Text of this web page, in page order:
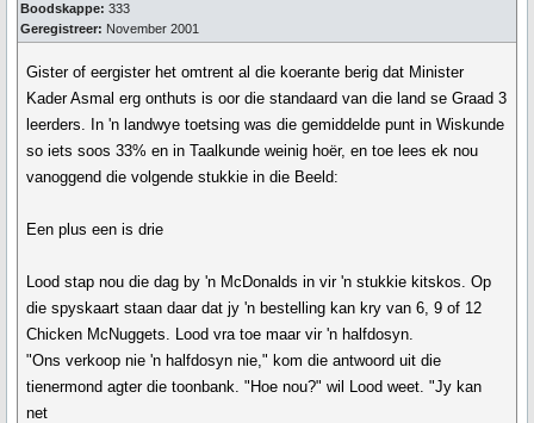
Boodskappe: 333
Geregistreer: November 2001
Gister of eergister het omtrent al die koerante berig dat Minister
Kader Asmal erg onthuts is oor die standaard van die land se Graad 3
leerders. In 'n landwye toetsing was die gemiddelde punt in Wiskunde
so iets soos 33% en in Taalkunde weinig hoër, en toe lees ek nou
vanoggend die volgende stukkie in die Beeld:
Een plus een is drie
Lood stap nou die dag by 'n McDonalds in vir 'n stukkie kitskos. Op
die spyskaart staan daar dat jy 'n bestelling kan kry van 6, 9 of 12
Chicken McNuggets. Lood vra toe maar vir 'n halfdosyn.
"Ons verkoop nie 'n halfdosyn nie," kom die antwoord uit die
tienermond agter die toonbank. "Hoe nou?" wil Lood weet. "Jy kan
net